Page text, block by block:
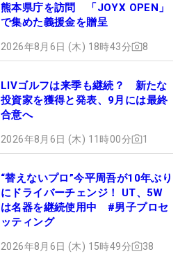
熊本県庁を訪問 「JOYX OPEN」
で集めた義援金を贈呈
2026年8月6日 (木) 18時43分 8
LIVゴルフは来季も継続？ 新たな
投資家を獲得と発表、9月には最終
合意へ
2026年8月6日 (木) 11時00分 1
“替えないプロ”今平周吾が10年ぶり
にドライバーチェンジ！ UT、5W
は名器を継続使用中 #男子プロセ
ッティング
2026年8月6日 (木) 15時49分 38